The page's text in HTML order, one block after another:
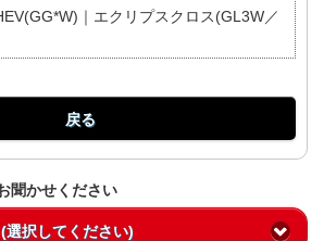
｜エクリプスクロス(GL3W／
戻る
聞かせください
(選択してください)